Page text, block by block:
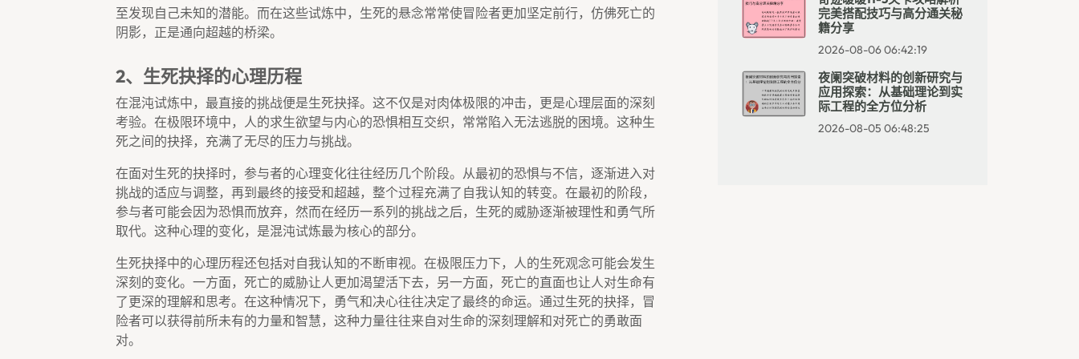
至发现自己未知的潜能。而在这些试炼中，生死的悬念常常使冒险者更加坚定前行，仿佛死亡的
阴影，正是通向超越的桥梁。
2、生死抉择的心理历程
在混沌试炼中，最直接的挑战便是生死抉择。这不仅是对肉体极限的冲击，更是心理层面的深刻
考验。在极限环境中，人的求生欲望与内心的恐惧相互交织，常常陷入无法逃脱的困境。这种生
死之间的抉择，充满了无尽的压力与挑战。
在面对生死的抉择时，参与者的心理变化往往经历几个阶段。从最初的恐惧与不信，逐渐进入对
挑战的适应与调整，再到最终的接受和超越，整个过程充满了自我认知的转变。在最初的阶段，
参与者可能会因为恐惧而放弃，然而在经历一系列的挑战之后，生死的威胁逐渐被理性和勇气所
取代。这种心理的变化，是混沌试炼最为核心的部分。
生死抉择中的心理历程还包括对自我认知的不断审视。在极限压力下，人的生死观念可能会发生
深刻的变化。一方面，死亡的威胁让人更加渴望活下去，另一方面，死亡的直面也让人对生命有
了更深的理解和思考。在这种情况下，勇气和决心往往决定了最终的命运。通过生死的抉择，冒
险者可以获得前所未有的力量和智慧，这种力量往往来自对生命的深刻理解和对死亡的勇敢面
对。
完美搭配技巧与高分通关秘
籍分享
2026-08-06 06:42:19
夜阑突破材料的创新研究与
应用探索：从基础理论到实
际工程的全方位分析
2026-08-05 06:48:25